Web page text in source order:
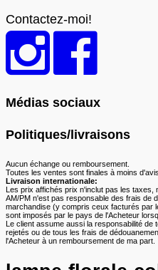
Contactez-moi!
Médias sociaux
Politiques/livraisons
Aucun échange ou remboursement.
Toutes les ventes sont finales à moins
Livraison internationale:
Les prix affichés prix n'inclut pas les taxes,
AM/PM n'est pas responsable des frais de
marchandise (y compris ceux facturés par
sont imposés par le pays de l'Acheteur
Le client assume aussi la responsabilité
rejetés ou de tous les frais de
l'Acheteur à un remboursement de ma part.